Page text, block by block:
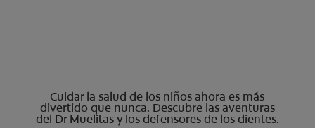
Cuidar la salud de los niños ahora es más
divertido que nunca. Descubre las aventuras
del Dr Muelitas y los defensores de los dientes.